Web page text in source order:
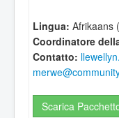
Lingua: Afrikaans
Coordinatore
Contatto:
Scarica